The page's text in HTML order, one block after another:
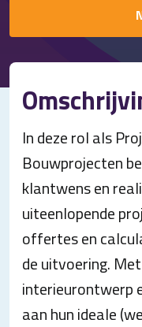
In deze rol als
Bouwprojecten
klantwens en
uiteenlopende
offertes en
de uitvoering.
interieurontwerp
aan hun ideale